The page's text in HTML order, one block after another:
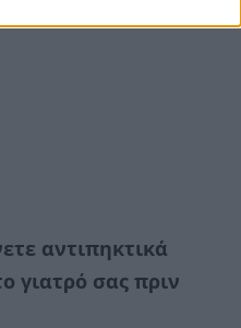
αντιπηκτικά
γιατρό σας πριν